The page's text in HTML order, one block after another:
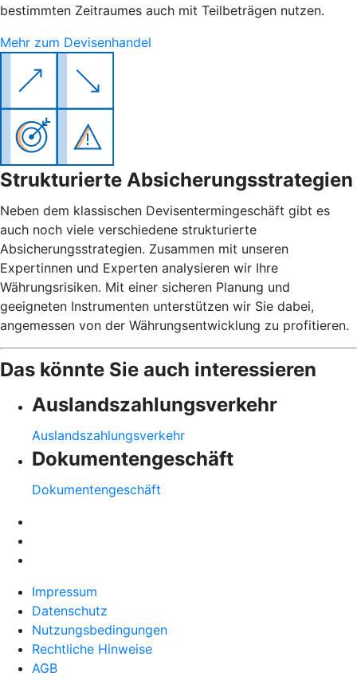
bestimmten Zeitraumes auch mit Teilbeträgen nutzen.
Mehr zum Devisenhandel
Strukturierte Absicherungsstrategien
Neben dem klassischen Devisentermingeschäft gibt es
auch noch viele verschiedene strukturierte
Absicherungsstrategien. Zusammen mit unseren
Expertinnen und Experten analysieren wir Ihre
Währungsrisiken. Mit einer sicheren Planung und
geeigneten Instrumenten unterstützen wir Sie dabei,
angemessen von der Währungsentwicklung zu profitieren.
Das könnte Sie auch interessieren
Auslandszahlungsverkehr
Auslandszahlungsverkehr
Dokumentengeschäft
Dokumentengeschäft
Impressum
Datenschutz
Nutzungsbedingungen
Rechtliche Hinweise
AGB